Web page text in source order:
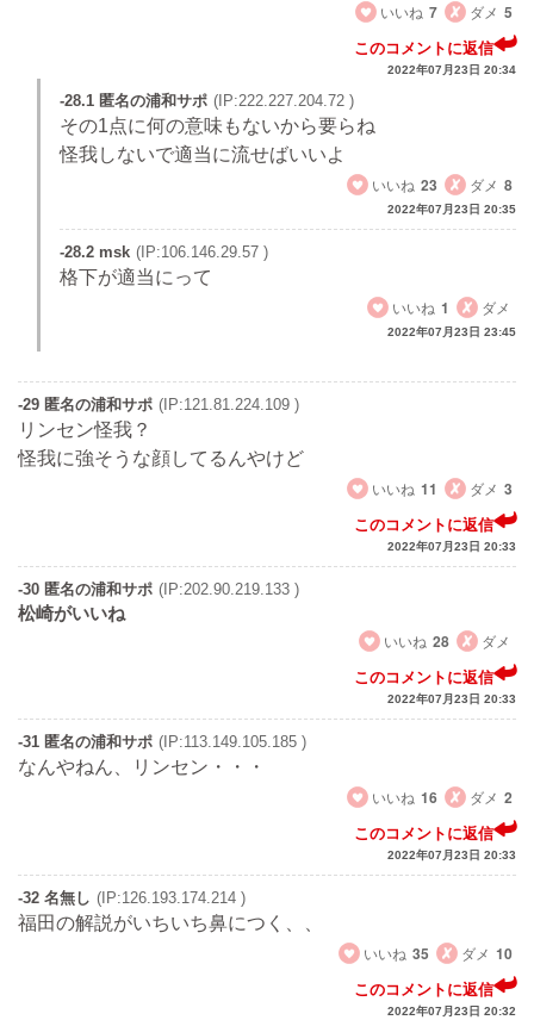
いいね 7 ダメ 5
このコメントに返信
2022年07月23日 20:34
-28.1 匿名の浦和サポ (IP:222.227.204.72 )
その1点に何の意味もないから要らね
怪我しないで適当に流せばいいよ
いいね 23 ダメ 8
2022年07月23日 20:35
-28.2 msk (IP:106.146.29.57 )
格下が適当にって
いいね 1 ダメ
2022年07月23日 23:45
-29 匿名の浦和サポ (IP:121.81.224.109 )
リンセン怪我？
怪我に強そうな顔してるんやけど
いいね 11 ダメ 3
このコメントに返信
2022年07月23日 20:33
-30 匿名の浦和サポ (IP:202.90.219.133 )
松崎がいいね
いいね 28 ダメ
このコメントに返信
2022年07月23日 20:33
-31 匿名の浦和サポ (IP:113.149.105.185 )
なんやねん、リンセン・・・
いいね 16 ダメ 2
このコメントに返信
2022年07月23日 20:33
-32 名無し (IP:126.193.174.214 )
福田の解説がいちいち鼻につく、、
いいね 35 ダメ 10
このコメントに返信
2022年07月23日 20:32